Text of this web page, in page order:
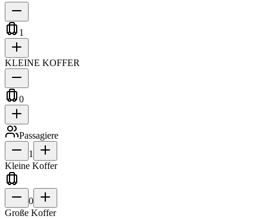
1
KLEINE KOFFER
0
Passagiere
1
Kleine Koffer
0
Große Koffer